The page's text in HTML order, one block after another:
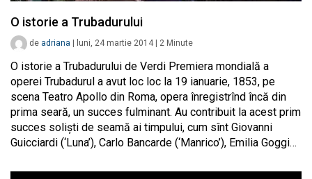
O istorie a Trubadurului
de adriana luni, 24 martie 2014 2 Minute
O istorie a Trubadurului de Verdi Premiera mondială a
operei Trubadurul a avut loc loc la 19 ianuarie, 1853, pe
scena Teatro Apollo din Roma, opera înregistrînd încă din
prima seară, un succes fulminant. Au contribuit la acest prim
succes solişti de seamă ai timpului, cum sînt Giovanni
Guicciardi (‘Luna’), Carlo Bancarde (‘Manrico’), Emilia Goggi…